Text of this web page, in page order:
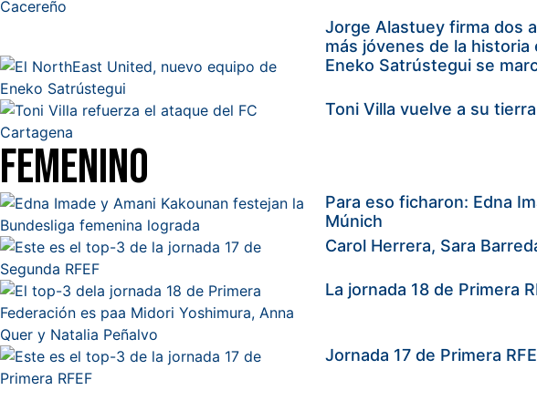
Jorge Alastuey firma dos
más jóvenes de la
Eneko Satrústegui se
Toni Villa vuelve a su
Femenino
Para eso ficharon: Edna
Múnich
Carol Herrera, Sara
La jornada 18 de Primera
Jornada 17 de Primera